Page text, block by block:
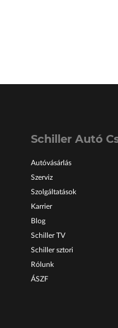
Schiller Autó
Autóvásárlás
Szerviz
Szolgáltatások
Karrier
Blog
Schiller TV
Schiller sztori
Rólunk
ÁSZF